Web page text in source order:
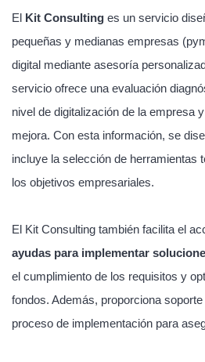
El Kit Consulting es un servicio
pequeñas y medianas empresas
digital mediante asesoría
servicio ofrece una evaluación
nivel de digitalización de la empresa
mejora. Con esta información, se
incluye la selección de herramientas
los objetivos empresariales.
El Kit Consulting también facilita el
ayudas para implementar
el cumplimiento de los requisitos y
fondos. Además, proporciona
proceso de implementación para